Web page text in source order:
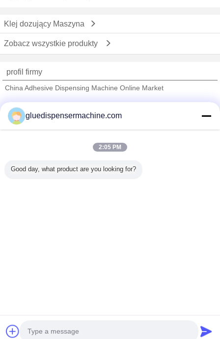
Klej dozujący Maszyna
Zobacz wszystkie produkty
profil firmy
China Adhesive Dispensing Machine Online Market
sprawdzonych dostawców
Trust Seal
Verified Suplier
Wszystkie produkty
Developed by
gluedispensermachine.com
2:05 PM
Good day, what product are you looking for?